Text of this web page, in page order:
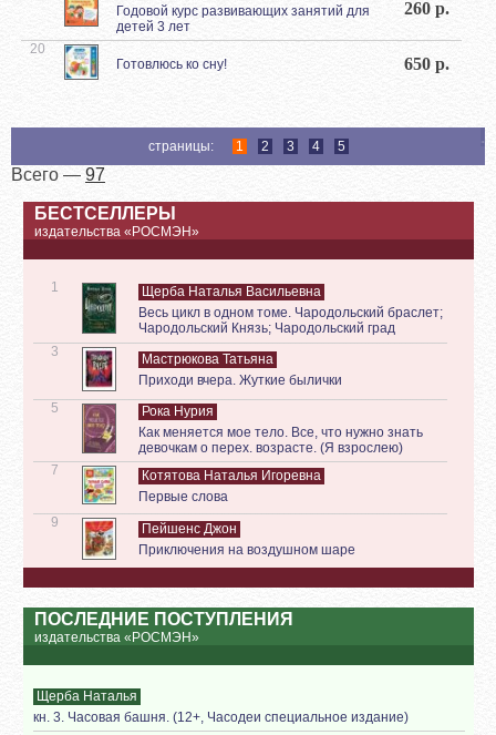
Годовой курс развивающих занятий для
детей 3 лет
260 р.
20
Готовлюсь ко сну!
650 р.
страницы: 1 2 3 4 5
Всего — 97
БЕСТСЕЛЛЕРЫ
издательства «РОСМЭН»
1
Щерба Наталья Васильевна
Весь цикл в одном томе. Чародольский браслет;
Чародольский Князь; Чародольский град
3
Мастрюкова Татьяна
Приходи вчера. Жуткие былички
5
Рока Нурия
Как меняется мое тело. Все, что нужно знать
девочкам о перех. возрасте. (Я взрослею)
7
Котятова Наталья Игоревна
Первые слова
9
Пейшенс Джон
Приключения на воздушном шаре
ПОСЛЕДНИЕ ПОСТУПЛЕНИЯ
издательства «РОСМЭН»
Щерба Наталья
кн. 3. Часовая башня. (12+, Часодеи специальное издание)